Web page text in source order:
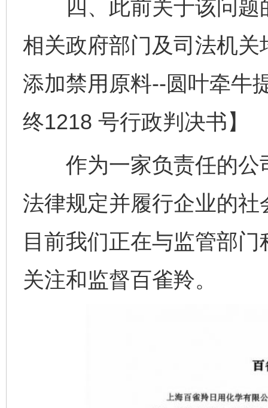
四、此前关于该问题
相关政府部门及司法机关
添加禁用原料--圆叶牵牛
终1218 号行政判决书】
作为一家负责任的公
法律规定并履行企业的
目前我们正在与监管部
关注和监督百雀羚。